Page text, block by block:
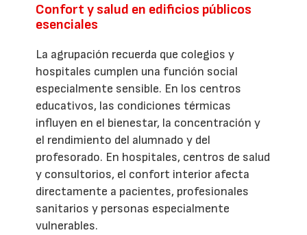
Confort y salud en edificios públicos
esenciales
La agrupación recuerda que colegios y
hospitales cumplen una función social
especialmente sensible. En los centros
educativos, las condiciones térmicas
influyen en el bienestar, la concentración y
el rendimiento del alumnado y del
profesorado. En hospitales, centros de salud
y consultorios, el confort interior afecta
directamente a pacientes, profesionales
sanitarios y personas especialmente
vulnerables.